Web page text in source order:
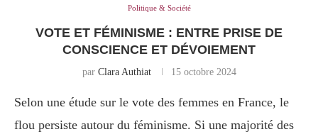
Politique & Société
VOTE ET FÉMINISME : ENTRE PRISE DE
CONSCIENCE ET DÉVOIEMENT
par Clara Authiat 15 octobre 2024
Selon une étude sur le vote des femmes en France, le
flou persiste autour du féminisme. Si une majorité des